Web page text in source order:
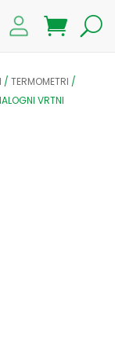
/TERMOMETRI /
VRTNI